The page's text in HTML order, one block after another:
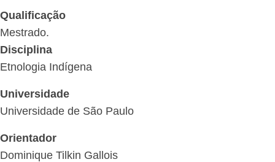
Qualificação
Mestrado.
Disciplina
Etnologia Indígena
Universidade
Universidade de São Paulo
Orientador
Dominique Tilkin Gallois